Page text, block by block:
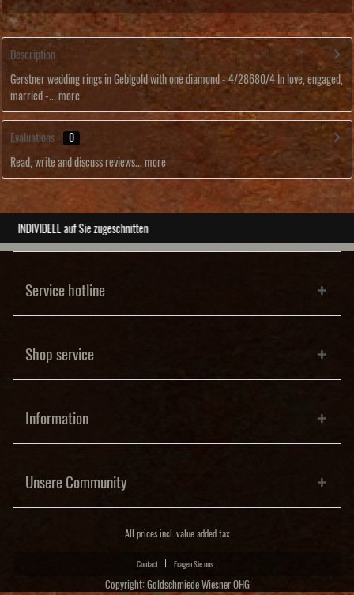
Description
Gerstner wedding rings in Geblgold with one diamond - 4/28680/4 In love, engaged,
married -... more
Evaluations 0
Read, write and discuss reviews... more
ABSOLUTE Unikate
Service hotline
Shop service
Information
Unsere Community
All prices incl. value added tax
Contact Fragen Sie uns...
Copyright: Goldschmiede Wiesner OHG